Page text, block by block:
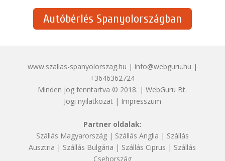
Autóbérlés Spanyolországban
www.szallas-spanyolorszag.hu | info@webguru.hu |
+3646362724
Minden jog fenntartva © 2018. | WebGuru Bt.
Jogi nyilatkozat| Impresszum
Partner oldalak:
Szállás Magyarország| Szállás Anglia | Szállás
Ausztria | Szállás Bulgária | Szállás Ciprus | Szállás
Csehország